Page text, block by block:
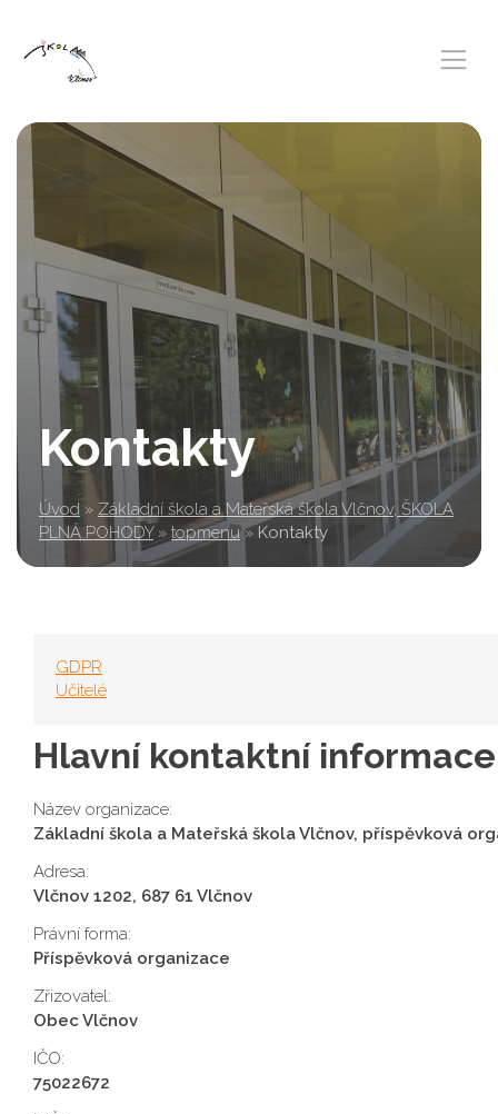
Kontakty
Úvod » Základní škola a Mateřská škola Vlčnov, ŠKOLA
PLNÁ POHODY » topmenu » Kontakty
GDPR
Učitelé
Hlavní kontaktní informace
Název organizace:
Základní škola a Mateřská škola Vlčnov, příspěvková
Adresa:
Vlčnov 1202, 687 61 Vlčnov
Právní forma:
Příspěvková organizace
Zřizovatel:
Obec Vlčnov
IČO:
75022672